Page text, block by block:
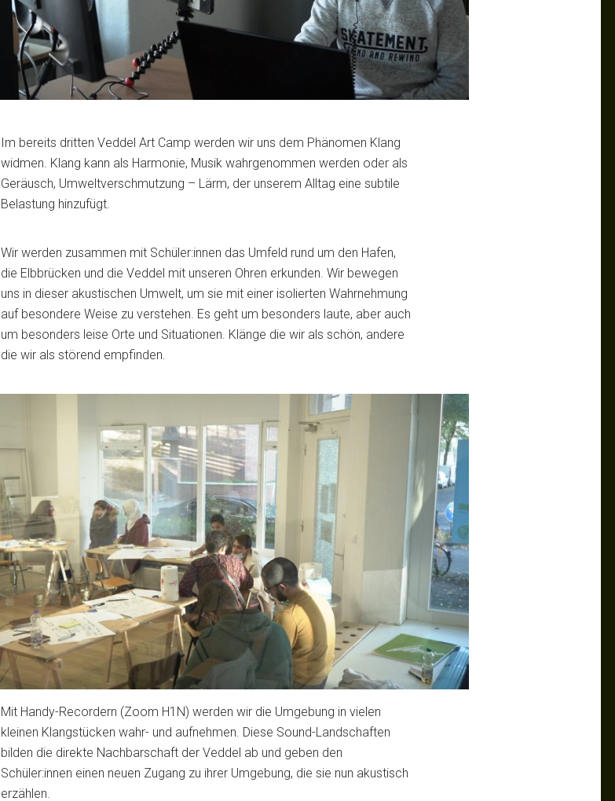
Im bereits dritten Veddel Art Camp werden wir uns dem Phänomen Klang
widmen. Klang kann als Harmonie, Musik wahrgenommen werden oder als
Geräusch, Umweltverschmutzung – Lärm, der unserem Alltag eine subtile
Belastung hinzufügt.
Wir werden zusammen mit Schüler:innen das Umfeld rund um den Hafen,
die Elbbrücken und die Veddel mit unseren Ohren erkunden. Wir bewegen
uns in dieser akustischen Umwelt, um sie mit einer isolierten Wahrnehmung
auf besondere Weise zu verstehen. Es geht um besonders laute, aber auch
um besonders leise Orte und Situationen. Klänge die wir als schön, andere
die wir als störend empfinden.
Mit Handy-Recordern (Zoom H1N) werden wir die Umgebung in vielen
kleinen Klangstücken wahr- und aufnehmen. Diese Sound-Landschaften
bilden die direkte Nachbarschaft der Veddel ab und geben den
Schüler:innen einen neuen Zugang zu ihrer Umgebung, die sie nun akustisch
erzählen.